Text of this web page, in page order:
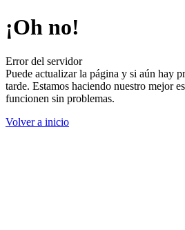
¡Oh no!
Error del servidor
Puede actualizar la página y si aún hay
tarde. Estamos haciendo nuestro mejor
funcionen sin problemas.
Volver a inicio